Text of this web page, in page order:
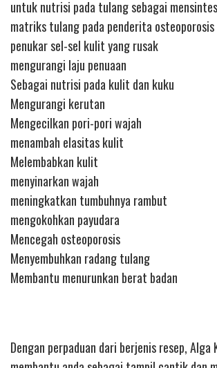
untuk nutrisi pada tulang sebagai
matriks tulang pada penderita osteoporosis
penukar sel-sel kulit yang rusak
mengurangi laju penuaan
Sebagai nutrisi pada kulit dan kuku
Mengurangi kerutan
Mengecilkan pori-pori wajah
menambah elasitas kulit
Melembabkan kulit
menyinarkan wajah
meningkatkan tumbuhnya rambut
mengokohkan payudara
Mencegah osteoporosis
Menyembuhkan radang tulang
Membantu menurunkan berat badan
Dengan perpaduan dari berjenis resep,